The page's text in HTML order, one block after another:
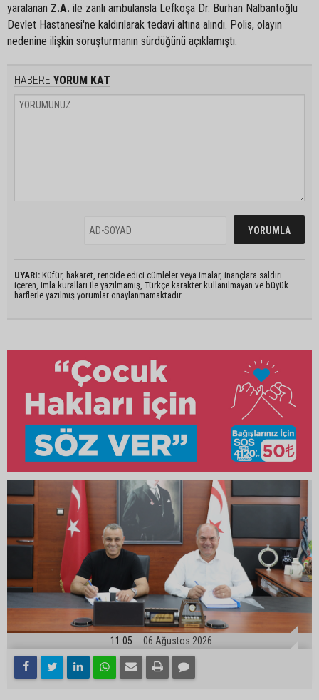
yaralanan Z.A. ile zanlı ambulansla Lefkoşa Dr. Burhan Nalbantoğlu
Devlet Hastanesi'ne kaldırılarak tedavi altına alındı. Polis, olayın
nedenine ilişkin soruşturmanın sürdüğünü açıklamıştı.
HABERE YORUM KAT
UYARI: Küfür, hakaret, rencide edici cümleler veya imalar, inançlara saldırı
içeren, imla kuralları ile yazılmamış, Türkçe karakter kullanılmayan ve büyük
harflerle yazılmış yorumlar onaylanmamaktadır.
11:05 06 Ağustos 2026